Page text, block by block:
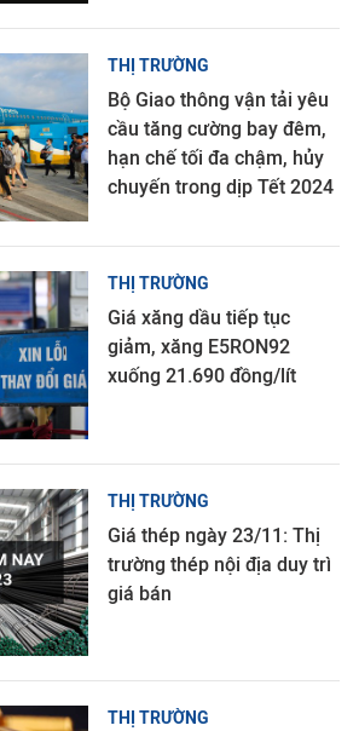
THỊ TRƯỜNG
Bộ Giao thông vận tải yêu
cầu tăng cường bay đêm,
hạn chế tối đa chậm, hủy
chuyến trong dịp Tết 2024
THỊ TRƯỜNG
Giá xăng dầu tiếp tục
giảm, xăng E5RON92
xuống 21.690 đồng/lít
THỊ TRƯỜNG
Giá thép ngày 23/11: Thị
trường thép nội địa duy trì
giá bán
THỊ TRƯỜNG